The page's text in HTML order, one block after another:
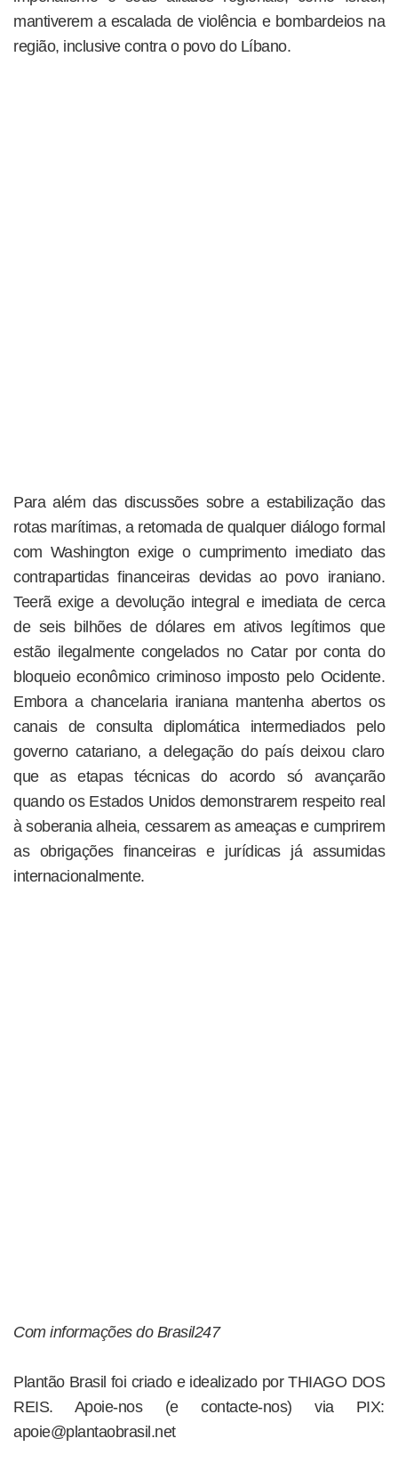
mantiverem a escalada de violência e bombardeios na
região, inclusive contra o povo do Líbano.
Para além das discussões sobre a estabilização das
rotas marítimas, a retomada de qualquer diálogo formal
com Washington exige o cumprimento imediato das
contrapartidas financeiras devidas ao povo iraniano.
Teerã exige a devolução integral e imediata de cerca
de seis bilhões de dólares em ativos legítimos que
estão ilegalmente congelados no Catar por conta do
bloqueio econômico criminoso imposto pelo Ocidente.
Embora a chancelaria iraniana mantenha abertos os
canais de consulta diplomática intermediados pelo
governo catariano, a delegação do país deixou claro
que as etapas técnicas do acordo só avançarão
quando os Estados Unidos demonstrarem respeito real
à soberania alheia, cessarem as ameaças e cumprirem
as obrigações financeiras e jurídicas já assumidas
internacionalmente.
Com informações do Brasil247
Plantão Brasil foi criado e idealizado por THIAGO DOS
REIS. Apoie-nos (e contacte-nos) via PIX:
apoie@plantaobrasil.net